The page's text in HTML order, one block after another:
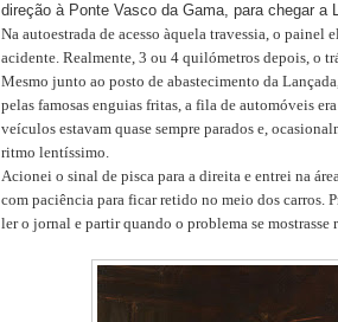
direção à Ponte Vasco da Gama, para chegar a
Na autoestrada de acesso àquela travessia, o painel
acidente. Realmente, 3 ou 4 quilómetros depois, o
Mesmo junto ao posto de abastecimento da
pelas famosas enguias fritas, a fila de automóveis
veículos estavam quase sempre parados e,
ritmo lentíssimo.
Acionei o sinal de pisca para a direita e entrei na
com paciência para ficar retido no meio dos carros.
ler o jornal e partir quando o problema se mostrasse